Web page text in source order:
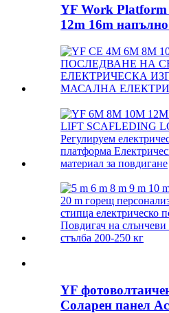
YF Work Platform
12m 16m
YF
Соларен панел